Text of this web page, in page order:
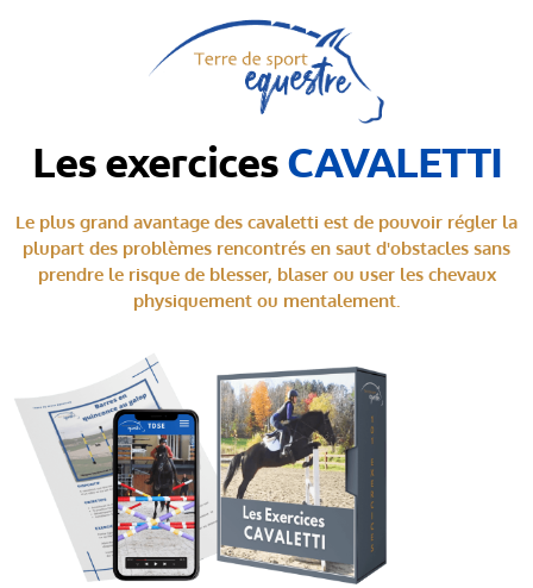
Les exercicesCAVALETTI
Le plus grand avantage des cavaletti est de pouvoir régler la
plupart des problèmes rencontrés en saut d'obstacles sans
prendre le risque de blesser, blaser ou user les chevaux
physiquement ou mentalement.